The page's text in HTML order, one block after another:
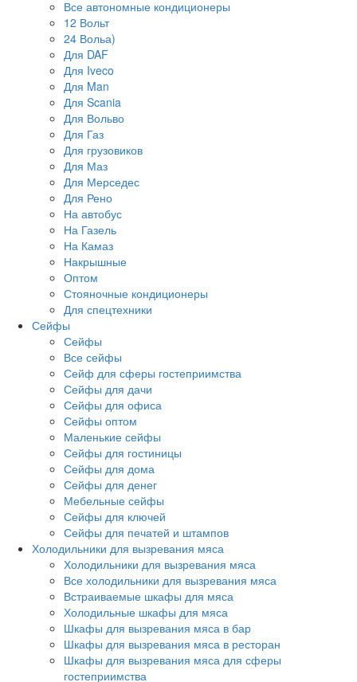
Все автономные кондиционеры
12 Вольт
24 Вольа)
Для DAF
Для Iveco
Для Man
Для Scania
Для Вольво
Для Газ
Для грузовиков
Для Маз
Для Мерседес
Для Рено
На автобус
На Газель
На Камаз
Накрышные
Оптом
Стояночные кондиционеры
Для спецтехники
Сейфы
Сейфы
Все сейфы
Сейф для сферы гостеприимства
Сейфы для дачи
Сейфы для офиса
Сейфы оптом
Маленькие сейфы
Сейфы для гостиницы
Сейфы для дома
Сейфы для денег
Мебельные сейфы
Сейфы для ключей
Сейфы для печатей и штампов
Холодильники для вызревания мяса
Холодильники для вызревания мяса
Все холодильники для вызревания мяса
Встраиваемые шкафы для мяса
Холодильные шкафы для мяса
Шкафы для вызревания мяса в бар
Шкафы для вызревания мяса в ресторан
Шкафы для вызревания мяса для сферы
гостеприимства